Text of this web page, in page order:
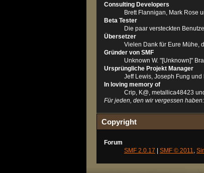
Consulting Developers
Brett Flannigan, Mark Rose
Beta Tester
Die paar versteckten
Übersetzer
Vielen Dank für Eure Mühe,
Gründer von SMF
Unknown W. "[Unknown]"
Ursprüngliche Projekt Manager
Jeff Lewis, Joseph Fung
In loving memory of
Crip, K@, metallica48423
Für jeden, den wir vergessen
Copyright
Forum
SMF 2.0.17
SMF © 2011,